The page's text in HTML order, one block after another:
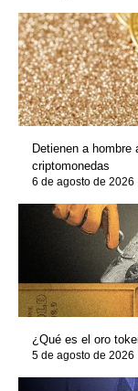
Detienen a
criptomonedas
6 de agosto de 2026
¿Qué es el oro
5 de agosto de 2026